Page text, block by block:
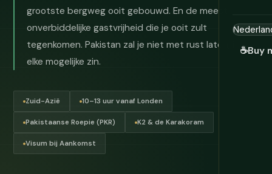
☕Buy
grootste bergweg ooit gebouwd. En de meest
onverbiddelijke gastvrijheid die je ooit zult
tegenkomen. Pakistan zal je niet met rust laten, in
elke mogelijke zin.
Zuid-Azië 10–13 uur vanaf Londen
Pakistaanse Roepie (PKR) K2 & de Karakoram
Visum bij Aankomst